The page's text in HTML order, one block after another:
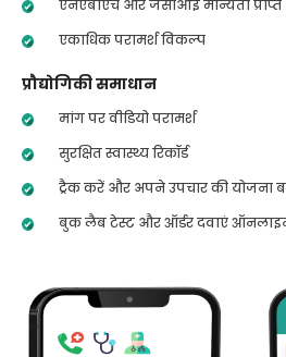
एनएबीएच और जेसीआई मान्यता
एकाधिक परामर्श विकल्प
प्रौद्योगिकी समाधान
मांग पर वीडियो परामर्श
सुरक्षित स्वास्थ्य रिकॉर्ड
ट्रैक करें और अपने उपचार की योजना
बुक लैब टेस्ट और ऑर्डर दवाएं